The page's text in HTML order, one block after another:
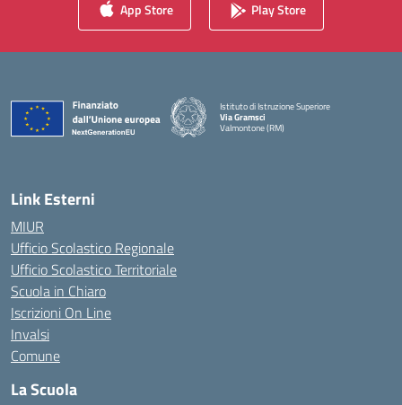
App Store Play Store
Istituto di Istruzione Superiore
Via Gramsci
Valmontone (RM)
Link Esterni
MIUR
Ufficio Scolastico Regionale
Ufficio Scolastico Territoriale
Scuola in Chiaro
Iscrizioni On Line
Invalsi
Comune
La Scuola